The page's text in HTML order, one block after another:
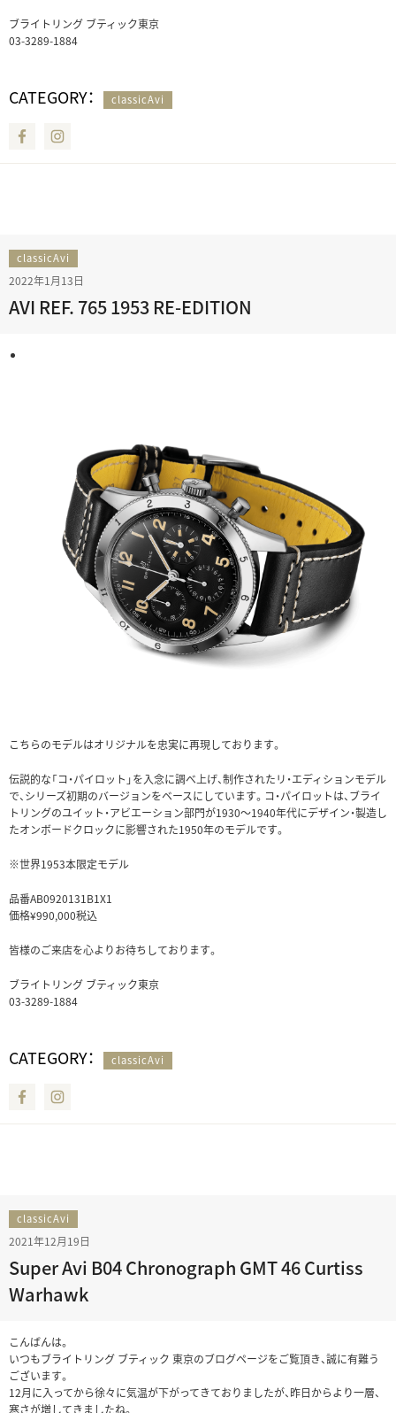
ブライトリング ブティック東京
03-3289-1884
CATEGORY： classicAvi
Facebook
classicAvi
2022年1月13日
AVI REF. 765 1953 RE-EDITION
こちらのモデルはオリジナルを忠実に再現しております。
伝説的な「コ・パイロット」を入念に調べ上げ、制作されたリ・エディションモデル
で、シリーズ初期のバージョンをベースにしています。コ・パイロットは、ブライ
トリングのユイット・アビエーション部門が1930～1940年代にデザイン・製造し
たオンボードクロックに影響された1950年のモデルです。
※世界1953本限定モデル
品番AB0920131B1X1
価格¥990,000税込
皆様のご来店を心よりお待ちしております。
ブライトリング ブティック東京
03-3289-1884
CATEGORY： classicAvi
Facebook
classicAvi
2021年12月19日
Super Avi B04 Chronograph GMT 46 Curtiss
Warhawk
こんばんは。
いつもブライトリング ブティック 東京のブログページをご覧頂き、誠に有難う
ございます。
12月に入ってから徐々に気温が下がってきておりましたが、昨日からより一層、
寒さが増してきましたね。